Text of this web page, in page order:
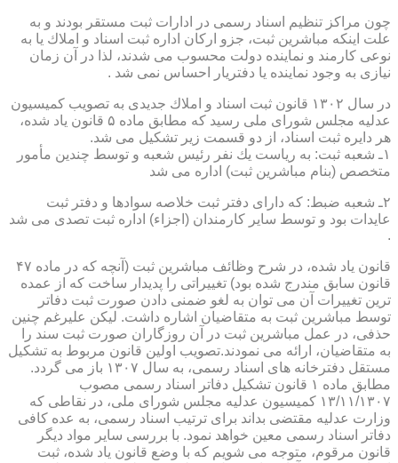
چون مراكز تنظیم اسناد رسمی در ادارات ثبت مستقر بودند و به
علت اینكه مباشرین ثبت، جزو اركان اداره ثبت اسناد و املاك یا به
نوعی كارمند و نماینده دولت محسوب می شدند، لذا در آن زمان
نیازی به وجود نماینده یا دفتریار احساس نمی شد .
در سال ۱۳۰۲ قانون ثبت اسناد و املاك جدیدی به تصویب كمیسیون
عدلیه مجلس شورای ملی رسید كه مطابق ماده ۵ قانون یاد شده،
هر دایره ثبت اسناد، از دو قسمت زیر تشكیل می شد.
۱ـ شعبه ثبت: به ریاست یك نفر رئیس شعبه و توسط چندین مأمور
متخصص (بنام مباشرین ثبت) اداره می شد
۲ـ شعبه ضبط: كه دارای دفتر ثبت خلاصه سوادها و دفتر ثبت
عایدات بود و توسط سایر كارمندان (اجزاء) اداره ثبت تصدی می شد
.
قانون یاد شده، در شرح وظائف مباشرین ثبت (آنچه كه در ماده ۴۷
قانون سابق مندرج شده بود) تغییراتی را پدیدار ساخت كه از عمده
ترین تغییرات آن می توان به لغو ضمنی دادن صورت ثبت دفاتر
توسط مباشرین ثبت به متقاضیان اشاره داشت. لیكن علیرغم چنین
حذفی، در عمل مباشرین ثبت در آن روزگاران صورت ثبت سند را
به متقاضیان، ارائه می نمودند.تصویب اولین قانون مربوط به تشكیل
مستقل دفترخانه های اسناد رسمی، به سال ۱۳۰۷ باز می گردد.
مطابق ماده ۱ قانون تشكیل دفاتر اسناد رسمی مصوب
۱۳/۱۱/۱۳۰۷ كمیسیون عدلیه مجلس شورای ملی، در نقاطی كه
وزارت عدلیه مقتضی بداند برای ترتیب اسناد رسمی، به عده كافی
دفاتر اسناد رسمی معین خواهد نمود. با بررسی سایر مواد دیگر
قانون مرقوم، متوجه می شویم كه با وضع قانون یاد شده، ثبت